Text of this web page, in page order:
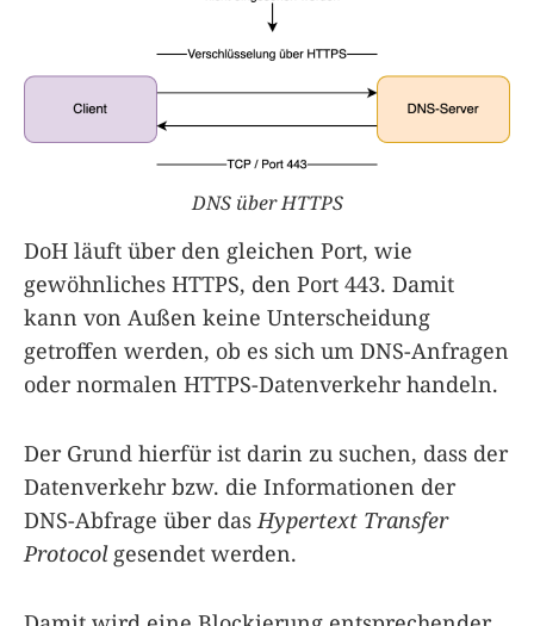
DNS über HTTPS
DoH läuft über den gleichen Port, wie
gewöhnliches HTTPS, den Port 443. Damit
kann von Außen keine Unterscheidung
getroffen werden, ob es sich um DNS-Anfragen
oder normalen HTTPS-Datenverkehr handeln.
Der Grund hierfür ist darin zu suchen, dass der
Datenverkehr bzw. die Informationen der
DNS-Abfrage über das Hypertext Transfer
Protocolgesendet werden.